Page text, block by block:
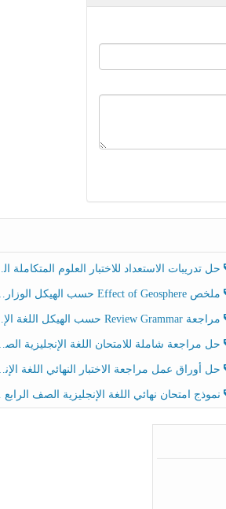
حل تدريبات الاستعداد للاختبار العلوم المتكاملة الصف الخامس عام الفصل الثالث
ملخص Effect of Geosphere حسب الهيكل الوزاري العلوم المتكاملة الصف الخامس انسبير الفصل الثالث
مراجعة Review Grammar حسب الهيكل اللغة الإنجليزية الصف الخامس الفصل الثالث
حل مراجعة شاملة للامتحان اللغة الإنجليزية الصف الخامس الفصل الثالث
حل أوراق عمل مراجعة الاختبار النهائي اللغة الإنجليزية الصف الرابع الفصل الثالث
نموذج امتحان نهائي اللغة الإنجليزية الصف الرابع الفصل الثالث